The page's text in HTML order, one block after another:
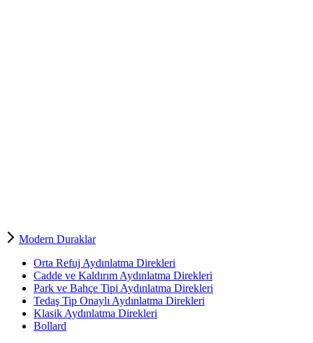
Modern Duraklar
Orta Refuj Aydınlatma Direkleri
Cadde ve Kaldırım Aydınlatma Direkleri
Park ve Bahçe Tipi Aydınlatma Direkleri
Tedaş Tip Onaylı Aydınlatma Direkleri
Klasik Aydınlatma Direkleri
Bollard